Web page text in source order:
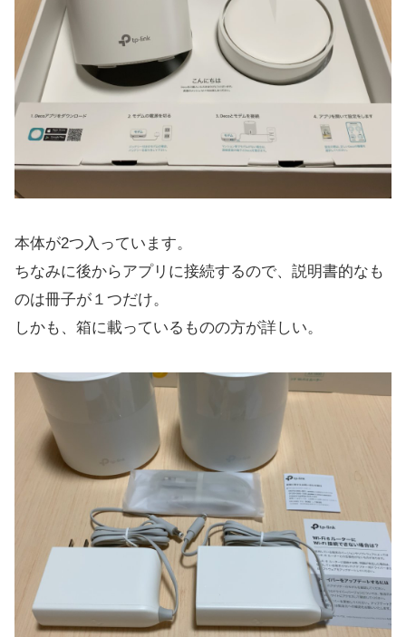
本体が2つ入っています。
ちなみに後からアプリに接続するので、説明書的なも
のは冊子が１つだけ。
しかも、箱に載っているものの方が詳しい。